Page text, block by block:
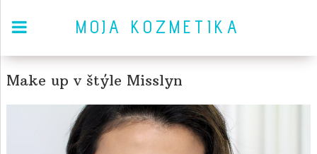
MOJA KOZMETIKA
Make up v štýle Misslyn